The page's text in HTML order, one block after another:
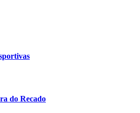
do Recado